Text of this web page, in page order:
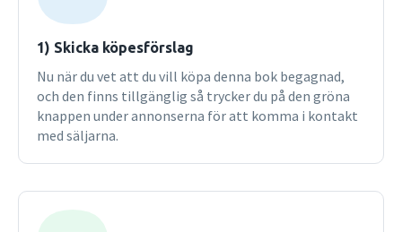
1) Skicka köpesförslag
Nu när du vet att du vill köpa denna bok begagnad,
och den finns tillgänglig så trycker du på den gröna
knappen under annonserna för att komma i kontakt
med säljarna.